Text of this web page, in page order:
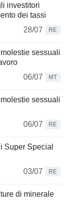
investitori
dei tassi
28/07
RE
sessuali
06/07
MT
sessuali
06/07
RE
Super Special
03/07
RE
di minerale